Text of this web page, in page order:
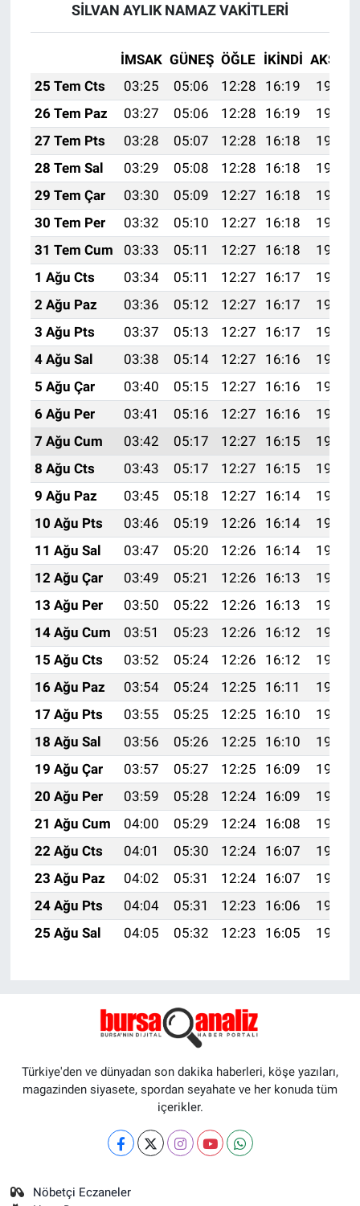
SİLVAN AYLIK NAMAZ VAKITLERI
İMSAK GÜNEŞ ÖĞLE İKINDI AKŞAM
25 Tem Cts
03:25 05:06 12:28 16:19
19:40
26 Tem Paz
03:27 05:06 12:28 16:19
19:39
27 Tem Pts
03:28 05:07 12:28 16:18
19:38
28 Tem Sal
03:29 05:08 12:28 16:18
19:37
29 Tem Çar
03:30 05:09 12:27 16:18
19:36
30 Tem Per
03:32 05:10 12:27 16:18
19:35
31 Tem Cum
03:33 05:11 12:27 16:18
19:34
1 Ağu Cts
03:34 05:11 12:27 16:17
19:33
2 Ağu Paz
03:36 05:12 12:27 16:17
19:32
3 Ağu Pts
03:37 05:13 12:27 16:17
19:31
4 Ağu Sal
03:38 05:14 12:27 16:16
19:30
5 Ağu Çar
03:40 05:15 12:27 16:16
19:29
6 Ağu Per
03:41 05:16 12:27 16:16
19:28
7 Ağu Cum
03:42 05:17 12:27 16:15
19:27
8 Ağu Cts
03:43 05:17 12:27 16:15
19:26
9 Ağu Paz
03:45 05:18 12:27 16:14
19:25
10 Ağu Pts
03:46 05:19 12:26 16:14
19:24
11 Ağu Sal
03:47 05:20 12:26 16:14
19:22
12 Ağu Çar
03:49 05:21 12:26 16:13
19:21
13 Ağu Per
03:50 05:22 12:26 16:13
19:20
14 Ağu Cum
03:51 05:23 12:26 16:12
19:19
15 Ağu Cts
03:52 05:24 12:26 16:12
19:18
16 Ağu Paz
03:54 05:24 12:25 16:11
19:16
17 Ağu Pts
03:55 05:25 12:25 16:10
19:15
18 Ağu Sal
03:56 05:26 12:25 16:10
19:14
19 Ağu Çar
03:57 05:27 12:25 16:09
19:12
20 Ağu Per
03:59 05:28 12:24 16:09
19:11
21 Ağu Cum
04:00 05:29 12:24 16:08
19:10
22 Ağu Cts
04:01 05:30 12:24 16:07
19:08
23 Ağu Paz
04:02 05:31 12:24 16:07
19:07
24 Ağu Pts
04:04 05:31 12:23 16:06
19:06
25 Ağu Sal
04:05 05:32 12:23 16:05 19:04
Türkiye'den ve dünyadan son dakika haberleri, köşe yazıları,
magazinden siyasete, spordan seyahate ve her konuda tüm
içerikler.
Nöbetçi Eczaneler